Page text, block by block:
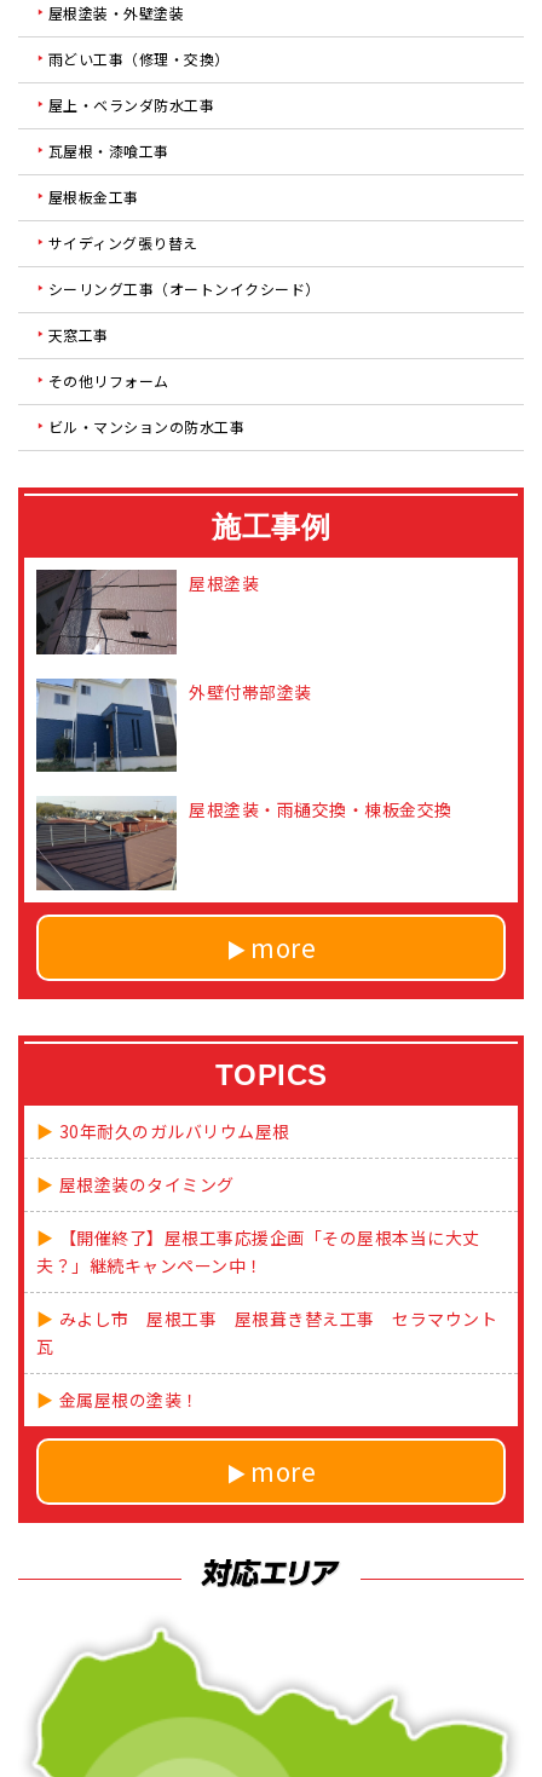
屋根塗装・外壁塗装
雨どい工事（修理・交換）
屋上・ベランダ防水工事
瓦屋根・漆喰工事
屋根板金工事
サイディング張り替え
シーリング工事（オートンイクシード）
天窓工事
その他リフォーム
ビル・マンションの防水工事
施工事例
屋根塗装
外壁付帯部塗装
屋根塗装・雨樋交換・棟板金交換
more
TOPICS
30年耐久のガルバリウム屋根
屋根塗装のタイミング
【開催終了】屋根工事応援企画「その屋根本当に大丈
夫？」継続キャンペーン中！
みよし市 屋根工事 屋根葺き替え工事 セラマウント
瓦
金属屋根の塗装！
more